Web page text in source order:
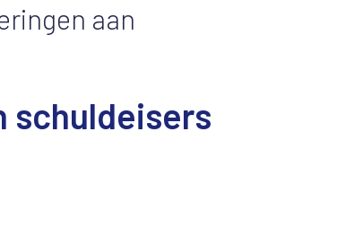
aan
schuldeisers